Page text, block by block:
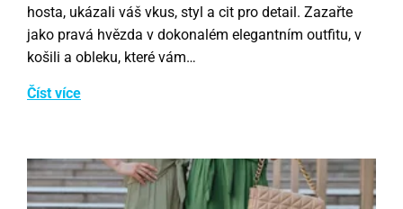
hosta, ukázali váš vkus, styl a cit pro detail. Zazařte
jako pravá hvězda v dokonalém elegantním outfitu, v
košili a obleku, které vám…
Číst více